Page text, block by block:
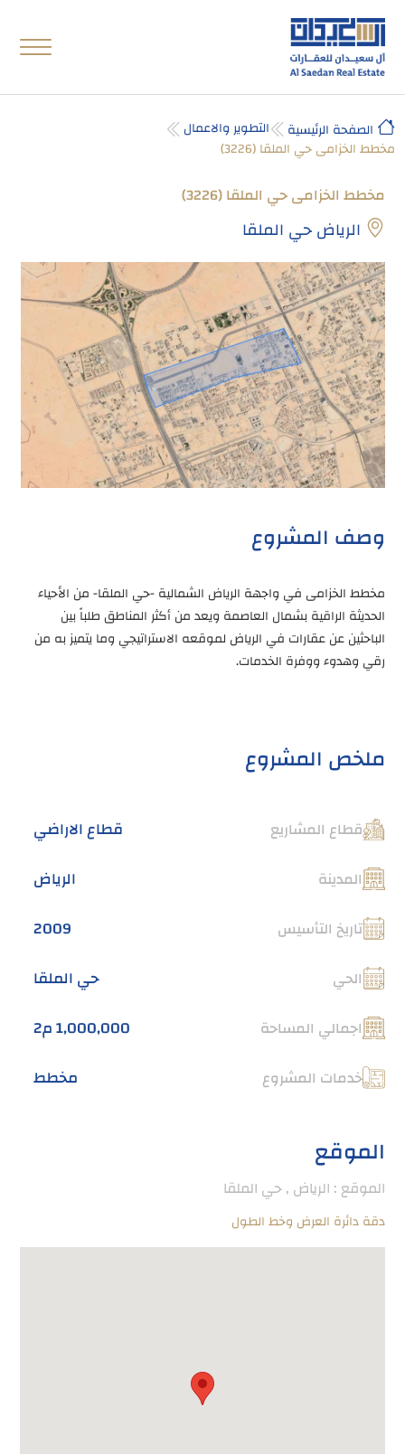
الصفحة الرئيسية
التطوير والاعمال
مخطط الخزامى حي الملقا (3226)
مخطط الخزامى حي الملقا (3226)
الرياض حي الملقا
وصف المشروع
مخطط الخزامى في واجهة الرياض الشمالية -حي الملقا- من الأحياء
الحديثة الراقية بشمال العاصمة ويعد من أكثر المناطق طلباً بين
الباحثين عن عقارات في الرياض لموقعه الاستراتيجي وما يتميز به من
رقي وهدوء ووفرة الخدمات.
ملخص المشروع
قطاع المشاريع قطاع الاراضي
المدينة الرياض
تاريخ التأسيس 2009
الحي حي الملقا
اجمالي المساحة 1,000,000 م2
خدمات المشروع مخطط
الموقع
الموقع : الرياض , حي الملقا
دقة دائرة العرض وخط الطول